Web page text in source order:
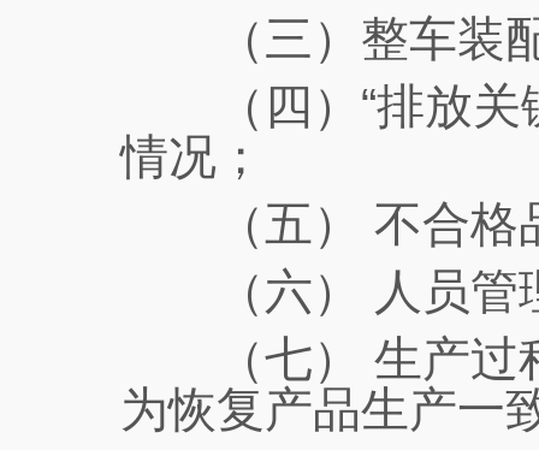
（三）整车装配
（四）“排放关
情况；
（五） 不合格
（六） 人员管
（七） 生产过
为恢复产品生产一